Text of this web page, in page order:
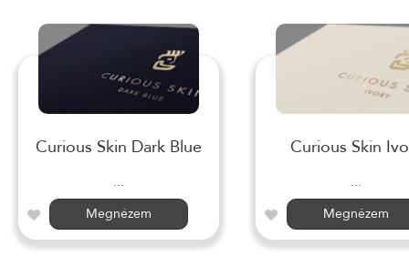
Curious Skin Dark Blue
...
Megnézem
Curious Skin
...
Megnézem